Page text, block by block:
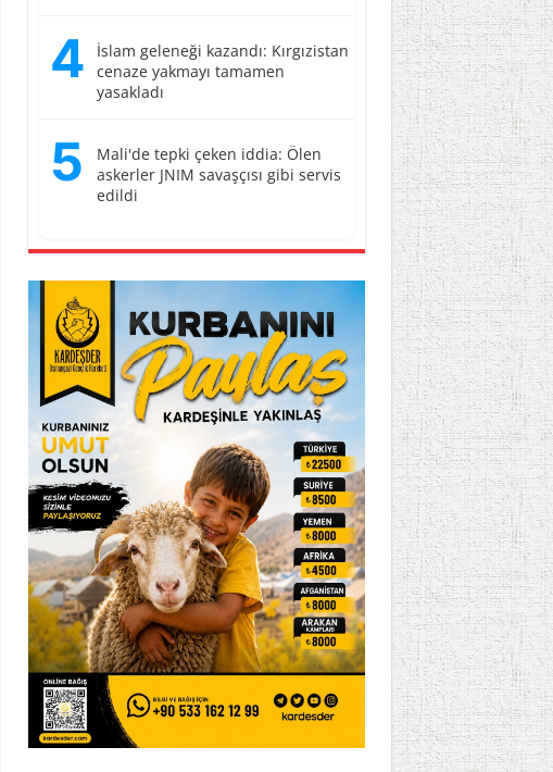
4
İslam geleneği kazandı: Kırgızistan
cenaze yakmayı tamamen
yasakladı
5
Mali'de tepki çeken iddia: Ölen
askerler JNIM savaşçısı gibi servis
edildi